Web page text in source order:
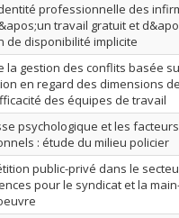
professionnelle des
travail gratuit et
de disponibilité implicite
la gestion des conflits basée
en regard des dimensions de
des équipes de travail
psychologique et les facteurs
: étude du milieu policier
public-privé dans le
pour le syndicat et la